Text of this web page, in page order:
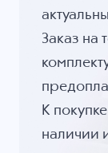
Заказ на
К
наличии